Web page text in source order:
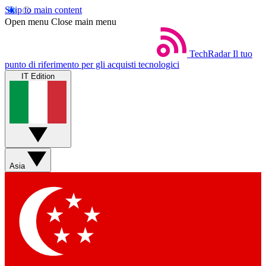
Skip to main content
Open menu Close main menu
TechRadar Il tuo
punto di riferimento per gli acquisti tecnologici
IT Edition
Asia